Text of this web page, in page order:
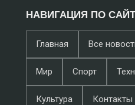
НАВИГАЦИЯ ПО
Главная Все
Мир Спорт
Культура Контакты